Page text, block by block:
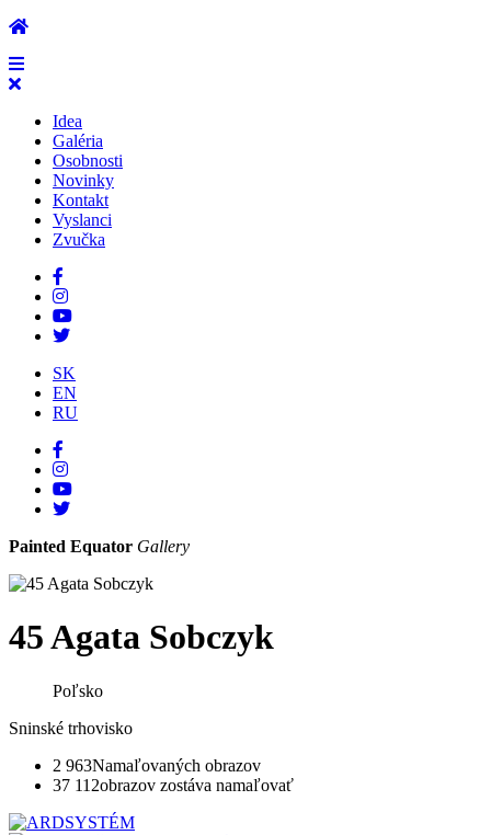
Idea
Galéria
Osobnosti
Novinky
Kontakt
Vyslanci
Zvučka
SK
EN
RU
Painted Equator Gallery
45 Agata Sobczyk
Poľsko
Sninské trhovisko
2 963Namaľovaných obrazov
37 112obrazov zostáva namaľovať